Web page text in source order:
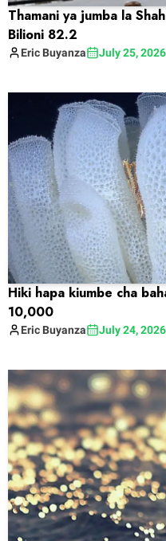
Thamani ya jumba la
Bilioni 82.2
Eric Buyanza July 25, 2026
Hiki hapa kiumbe cha
10,000
Eric Buyanza July 24, 2026